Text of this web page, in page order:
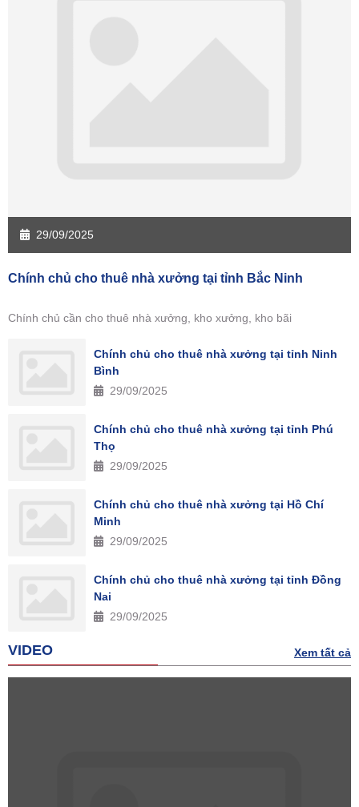
29/09/2025
Chính chủ cho thuê nhà xưởng tại tỉnh Bắc Ninh
Chính chủ cần cho thuê nhà xưởng, kho xưởng, kho bãi
Chính chủ cho thuê nhà xưởng tại tỉnh Ninh
Bình
29/09/2025
Chính chủ cho thuê nhà xưởng tại tỉnh Phú
Thọ
29/09/2025
Chính chủ cho thuê nhà xưởng tại Hồ Chí
Minh
29/09/2025
Chính chủ cho thuê nhà xưởng tại tỉnh Đồng
Nai
29/09/2025
VIDEO Xem tất cả